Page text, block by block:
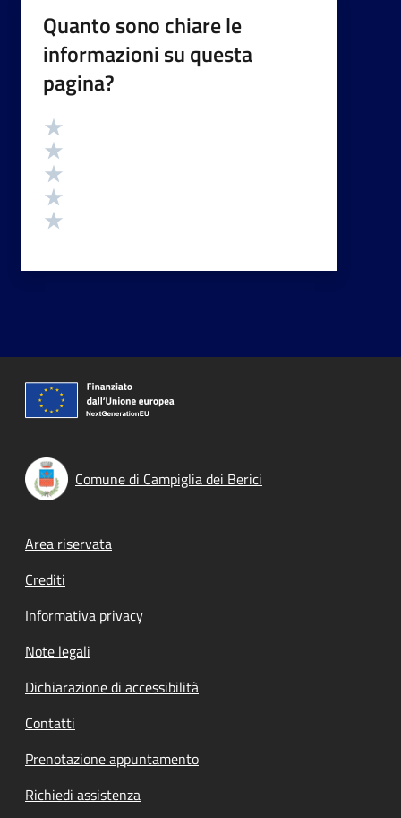
Quanto sono chiare le
informazioni su questa
pagina?
Valutazione
Comune di Campiglia dei Berici
Footer menu
Area riservata
Crediti
Informativa privacy
Note legali
Dichiarazione di accessibilità
Contatti
Prenotazione appuntamento
Richiedi assistenza